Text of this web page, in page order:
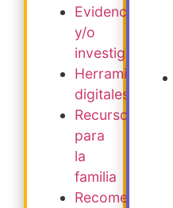
Evidencia
y/o
investigación
Herramientas
digitales
Recursos
para
la
familia
Recomendación